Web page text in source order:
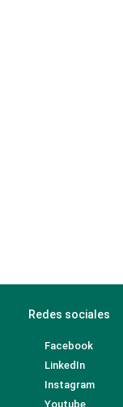
Redes sociales
Facebook
LinkedIn
Instagram
Youtube